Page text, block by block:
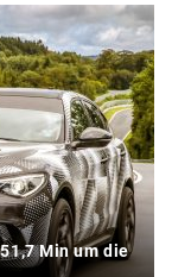
Min um die